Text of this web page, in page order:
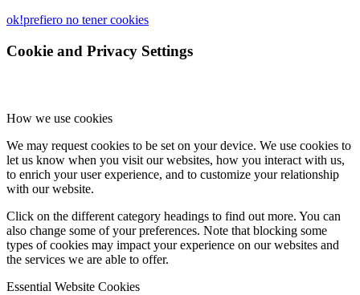
ok!prefiero no tener cookies
Cookie and Privacy Settings
How we use cookies
We may request cookies to be set on your device. We use cookies to
let us know when you visit our websites, how you interact with us,
to enrich your user experience, and to customize your relationship
with our website.
Click on the different category headings to find out more. You can
also change some of your preferences. Note that blocking some
types of cookies may impact your experience on our websites and
the services we are able to offer.
Essential Website Cookies